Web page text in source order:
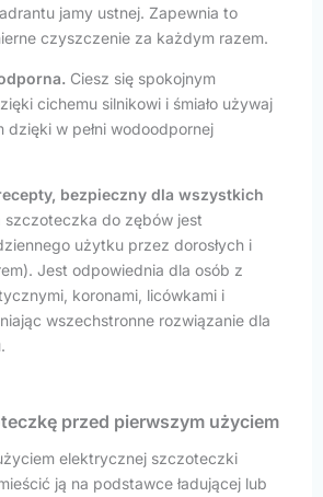
jamy ustnej. Zapewnia to
czyszczenie za każdym razem.
Ciesz się spokojnym
cichemu silnikowi i śmiało używaj
w pełni wodoodpornej
bezpieczny dla wszystkich
szczoteczka do zębów jest
użytku przez dorosłych i
Jest odpowiednia dla osób z
koronami, licówkami i
wszechstronne rozwiązanie dla
przed pierwszym użyciem
elektrycznej szczoteczki
ją na podstawce ładującej lub